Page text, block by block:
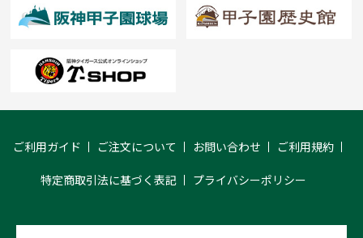
ご利用ガイド ご注文について お問い合わせ ご利用規約
特定商取引法に基づく表記 プライバシーポリシー